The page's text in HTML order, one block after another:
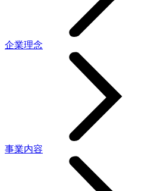
企業理念
事業内容